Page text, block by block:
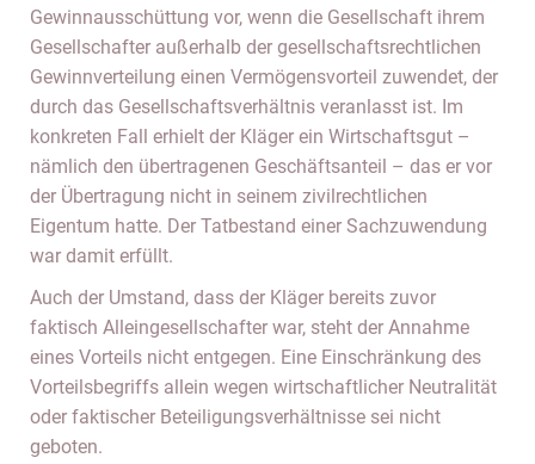
Gewinnausschüttung vor, wenn die Gesellschaft ihrem
Gesellschafter außerhalb der gesellschaftsrechtlichen
Gewinnverteilung einen Vermögensvorteil zuwendet, der
durch das Gesellschaftsverhältnis veranlasst ist. Im
konkreten Fall erhielt der Kläger ein Wirtschaftsgut –
nämlich den übertragenen Geschäftsanteil – das er vor
der Übertragung nicht in seinem zivilrechtlichen
Eigentum hatte. Der Tatbestand einer Sachzuwendung
war damit erfüllt.
Auch der Umstand, dass der Kläger bereits zuvor
faktisch Alleingesellschafter war, steht der Annahme
eines Vorteils nicht entgegen. Eine Einschränkung des
Vorteilsbegriffs allein wegen wirtschaftlicher Neutralität
oder faktischer Beteiligungsverhältnisse sei nicht
geboten.